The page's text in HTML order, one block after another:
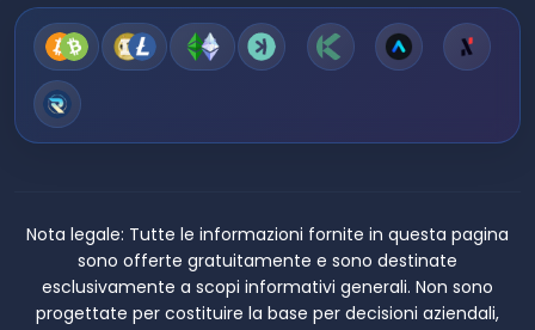
Nota legale: Tutte le informazioni fornite in questa pagina
sono offerte gratuitamente e sono destinate
esclusivamente a scopi informativi generali. Non sono
progettate per costituire la base per decisioni aziendali,